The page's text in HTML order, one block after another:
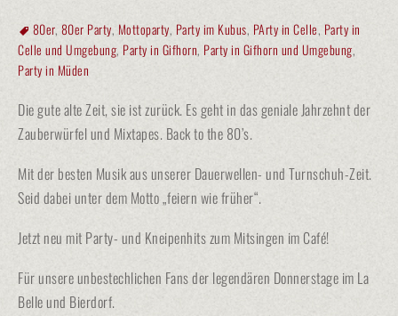
80er, 80er Party, Mottoparty, Party im Kubus, PArty in Celle, Party in
Celle und Umgebung, Party in Gifhorn, Party in Gifhorn und Umgebung,
Party in Müden
Die gute alte Zeit, sie ist zurück. Es geht in das geniale Jahrzehnt der
Zauberwürfel und Mixtapes. Back to the 80’s.
Mit der besten Musik aus unserer Dauerwellen- und Turnschuh-Zeit.
Seid dabei unter dem Motto „feiern wie früher“.
Jetzt neu mit Party- und Kneipenhits zum Mitsingen im Café!
Für unsere unbestechlichen Fans der legendären Donnerstage im La
Belle und Bierdorf.